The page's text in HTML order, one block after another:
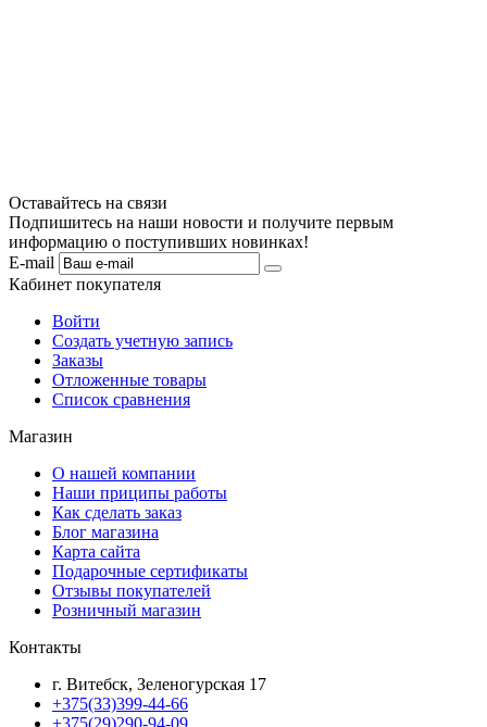
Оставайтесь на связи
Подпишитесь на наши новости и получите первым
информацию о поступивших новинках!
E-mail
Кабинет покупателя
Войти
Создать учетную запись
Заказы
Отложенные товары
Список сравнения
Магазин
О нашей компании
Наши приципы работы
Как сделать заказ
Блог магазина
Карта сайта
Подарочные сертификаты
Отзывы покупателей
Розничный магазин
Контакты
г. Витебск, Зеленогурская 17
+375(33)399-44-66